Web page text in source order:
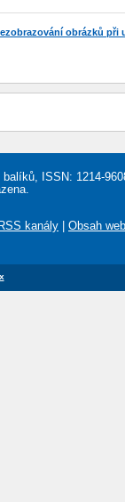
obrázků při
ISSN: 1214-
RSS kanály Obsah